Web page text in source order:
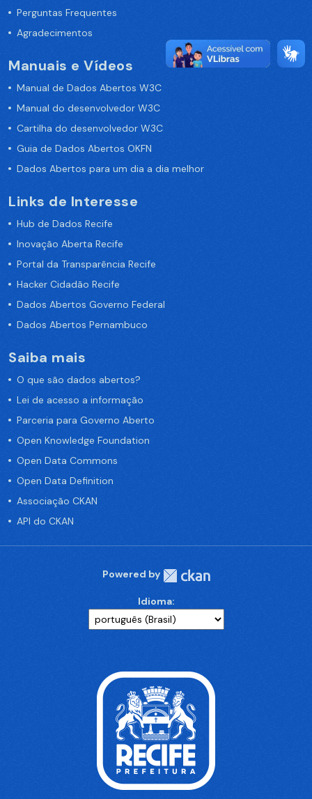
Perguntas Frequentes
Agradecimentos
Manuais e Vídeos
Manual de Dados Abertos W3C
Manual do desenvolvedor W3C
Cartilha do desenvolvedor W3C
Guia de Dados Abertos OKFN
Dados Abertos para um dia a dia melhor
Links de Interesse
Hub de Dados Recife
Inovação Aberta Recife
Portal da Transparência Recife
Hacker Cidadão Recife
Dados Abertos Governo Federal
Dados Abertos Pernambuco
Saiba mais
O que são dados abertos?
Lei de acesso a informação
Parceria para Governo Aberto
Open Knowledge Foundation
Open Data Commons
Open Data Definition
Associação CKAN
API do CKAN
Powered by
Idioma